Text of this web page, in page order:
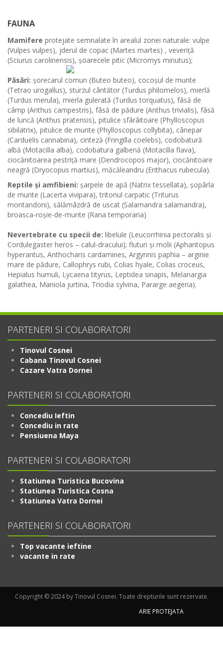
FAUNA
Mamifere protejate semnalate în arealul zonei naturale: vulpe
(Vulpes vulpes), jderul de copac (Martes martes) , veveriță
(Sciurus carolinensis), șoarecele pitic (Micromys minutus);
Păsări: șorecarul comun (Buteo buteo), cocoșul de munte
(Tetrao urogallus), sturzul cântător (Turdus philomelos), mierlă
(Turdus merula), mierla gulerată (Turdus torquatus), fâsă de
câmp (Anthus campestris), fâsă de pădure (Anthus trivialis), fâsă
de luncă (Anthus pratensis), pitulice sfârâitoare (Phylloscopus
sibilatrix), pitulice de munte (Phylloscopus collybita), cânepar
(Carduelis cannabina), cinteză (Fringilla coelebs), codobatură
albă (Motacilla alba), codobatura galbenă (Motacilla flava),
ciocănitoarea pestriță mare (Dendrocopos major), ciocănitoare
neagră (Dryocopus martius), măcăleandru (Erithacus rubecula).
Reptile și amfibieni: șarpele de apă (Natrix tessellata), șopârla
de munte (Lacerta vivipara), tritonul carpatic (Triturus
montandoni), sălămâzdră de uscat (Salamandra salamandra),
broasca-roșie-de-munte (Rana temporaria)
Nevertebrate cu specii de: libelule (Leucorrhinia pectoralis și
Cordulegaster heros – calul-dracului); fluturi și molii (Aphantopus
hyperantus, Anthocharis cardamines, Argynnis paphia – arginie
mare de pădure, Callophrys rubi, Colias hyale, Colias croceus,
Hepialus humuli, Lycaena tityrus, Leptidea sinapis, Melanargia
galathea, Maniola jurtina, Triodia sylvina, Pararge aegeria).
PARTENERI SI COLABORATORI
Tinovul Cosnei
Cabana Tinovul Cosnei
Cazare Vatra Dornei
PARTENERI SI COLABORATORI
Concediu Ieftin
Concediu in rate
Pensiuena Maya
PARTENERI SI COLABORATORI
Statiunea Turistica Bucovina
Statiunea Turistica Cosna
Statiunea Vatra Dornei
PARTENERI SI COLABORATORI
Top vacante ieftine
vacante in rate
Copyright © 2024 by Tinovul Cosnei. Toate drepturile sunt rezervate.
ARIE PROTEJATA